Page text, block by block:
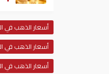
أسعار الذهب في
أسعار الذهب في
أسعار الذهب في